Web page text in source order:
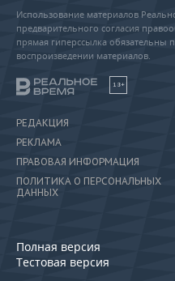
Использование материалов
предварительного согласия
прямая гиперссылка обязательны
воспроизведении материалов.
18+
РЕДАКЦИЯ
РЕКЛАМА
ПРАВОВАЯ ИНФОРМАЦИЯ
ПОЛИТИКА О ПЕРСОНАЛЬНЫХ
ДАННЫХ
Полная версия
Тестовая версия